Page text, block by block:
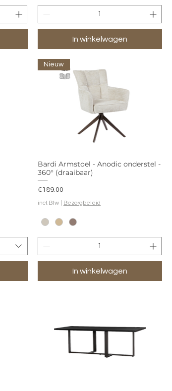
In winkelwagen
Nieuw
Bardi Armstoel - Anodic onderstel -
360° (draaibaar)
Prijs
€189.00
incl.Btw Bezorgbeleid
In winkelwagen